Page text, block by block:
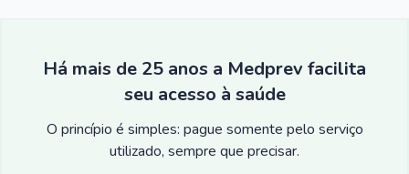
Há mais de 25 anos a Medprev facilita
seu acesso à saúde
O princípio é simples: pague somente pelo serviço
utilizado, sempre que precisar.